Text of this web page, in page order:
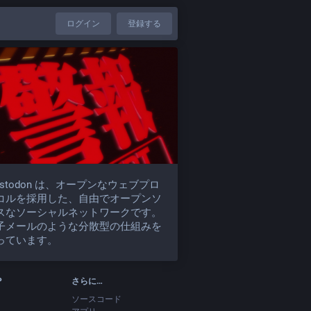
ログイン 登録する
は、オープンなウェブプロ
ルを採用した、自由でオープンソ
なソーシャルネットワークです。
メールのような分散型の仕組みを
ています。
さらに…
ソースコード